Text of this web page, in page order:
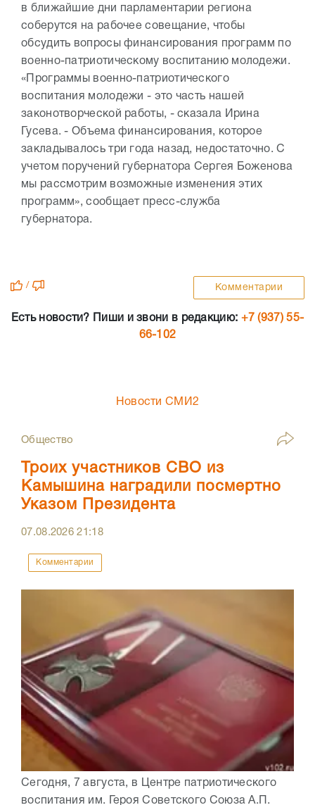
в ближайшие дни парламентарии региона
соберутся на рабочее совещание, чтобы
обсудить вопросы финансирования программ по
военно-патриотическому воспитанию молодежи.
«Программы военно-патриотического
воспитания молодежи - это часть нашей
законотворческой работы, - сказала Ирина
Гусева. - Объема финансирования, которое
закладывалось три года назад, недостаточно. С
учетом поручений губернатора Сергея Боженова
мы рассмотрим возможные изменения этих
программ», сообщает пресс-служба
губернатора.
/ Комментарии
Есть новости? Пиши и звони в редакцию: +7 (937) 55-
66-102
Новости СМИ2
Общество
Троих участников СВО из
Камышина наградили посмертно
Указом Президента
07.08.202621:18
Комментарии
Сегодня, 7 августа, в Центре патриотического
воспитания им. Героя Советского Союза А.П.